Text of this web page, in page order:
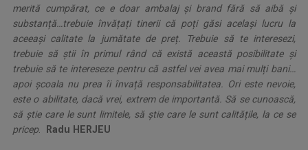
merită cumpărat, ce e doar ambalaj și brand fără să aibă și
substanță…trebuie învățați tinerii că poți găsi același lucru la
aceeași calitate la jumătate de preț. Trebuie să te interesezi,
trebuie să știi în primul rând că există această posibilitate și
trebuie să te intereseze pentru că astfel vei avea mai mulți bani…
apoi școala nu prea îi învață responsabilitatea. Ori este nevoie,
este o abilitate, dacă vrei, extrem de importantă. Să se cunoască,
să știe care le sunt limitele, să știe care le sunt calitățile, la ce se
pricep.
Radu HERJEU